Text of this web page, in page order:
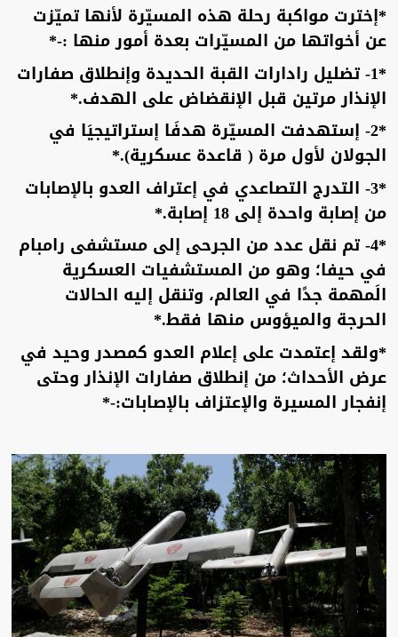
*إخترت مواكبة رحلة هذه المسيّرة لأنها تميّزت
عن أخواتها من المسيّرات بعدة أمور منها :-*
*1- تضليل رادارات القبة الحديدة وإنطلاق صفارات
الإنذار مرتين قبل الإنقضاض على الهدف.*
*2- إستهدفت المسيّرة هدفَا إستراتيجيَا في
الجولان لأول مرة ( قاعدة عسكرية).*
*3- التدرج التصاعدي في إعتراف العدو بالإصابات
من إصابة واحدة إلى 18 إصابة.*
*4- تم نقل عدد من الجرحى إلى مستشفى رامبام
في حيفا؛ وهو من المستشفيات العسكرية
الَمهمة جدًا في العالم، وتنقل إليه الحالات
الحرجة والميؤوس منها فقط.*
*ولقد إعتمدت على إعلام العدو كمصدر وحيد في
عرض الأحداث؛ من إنطلاق صفارات الإنذار وحتى
إنفجار المسيرة والإعتزاف بالإصابات:-*